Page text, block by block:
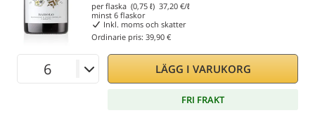
per flaska (0,75 ℓ) 37,20 €/ℓ
minst 6 flaskor
Inkl. moms och skatter
Ordinarie pris: 39,90 €
LÄGG I VARUKORG
FRI FRAKT